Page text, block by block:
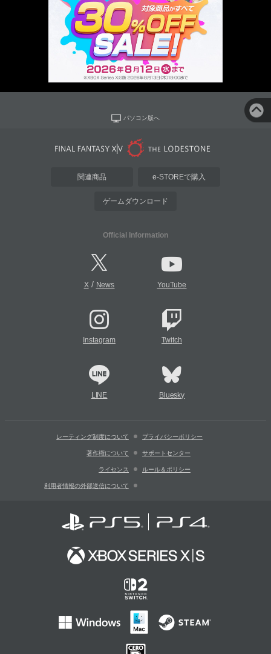
パソコン版へ
関連商品 e-STOREで購入
ゲームダウンロード
Official Information
X/ News YouTube
Instagram Twitch
LINE Bluesky
レーティング制度について プライバシーポリシー
著作権について サポートセンター
ライセンス ルール＆ポリシー
利用者情報の外部送信について